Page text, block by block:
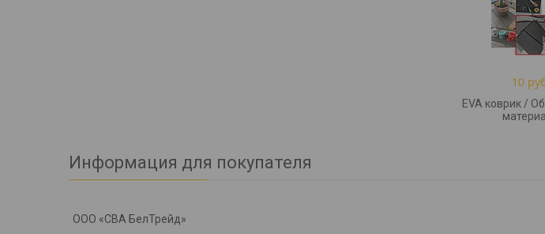
10
EVA коврик /
Информация для покупателя
ООО «СВА БелТрейд»